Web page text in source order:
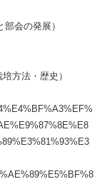
会の発展）
方法・歴史）